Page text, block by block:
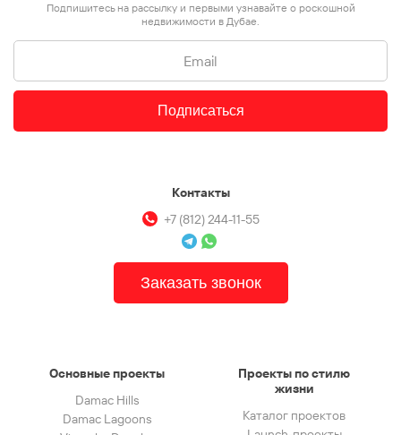
Основные проекты
Damac Hills
Damac Lagoons
Проекты по стилю
жизни
Каталог проектов
Контакты
+7 (812) 244-11-55
Заказать звонок
Подпишитесь на рассылку и первыми узнавайте о роскошной
недвижимости в Дубае.
Подписаться